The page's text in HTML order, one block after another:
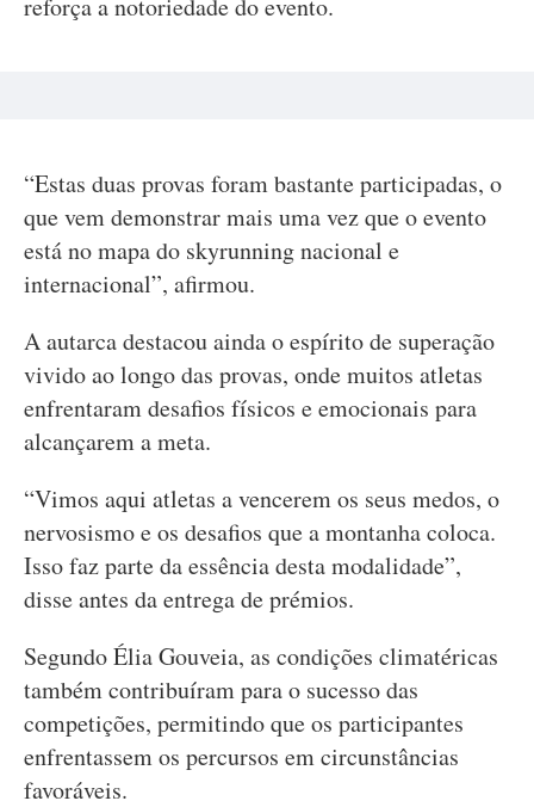
reforça a notoriedade do evento.
“Estas duas provas foram bastante participadas, o
que vem demonstrar mais uma vez que o evento
está no mapa do skyrunning nacional e
internacional”, afirmou.
A autarca destacou ainda o espírito de superação
vivido ao longo das provas, onde muitos atletas
enfrentaram desafios físicos e emocionais para
alcançarem a meta.
“Vimos aqui atletas a vencerem os seus medos, o
nervosismo e os desafios que a montanha coloca.
Isso faz parte da essência desta modalidade”,
disse antes da entrega de prémios.
Segundo Élia Gouveia, as condições climatéricas
também contribuíram para o sucesso das
competições, permitindo que os participantes
enfrentassem os percursos em circunstâncias
favoráveis.